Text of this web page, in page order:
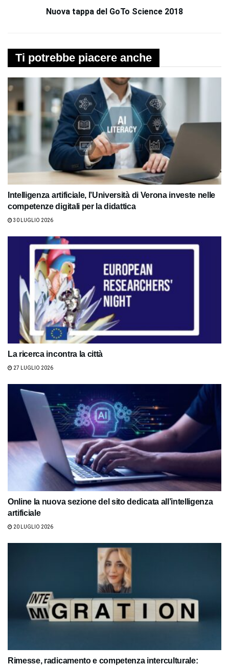
Nuova tappa del GoTo Science 2018
Ti potrebbe piacere anche
Intelligenza artificiale, l’Università di Verona investe nelle
competenze digitali per la didattica
30 LUGLIO 2026
La ricerca incontra la città
27 LUGLIO 2026
Online la nuova sezione del sito dedicata all’intelligenza
artificiale
20 LUGLIO 2026
Rimesse, radicamento e competenza interculturale: